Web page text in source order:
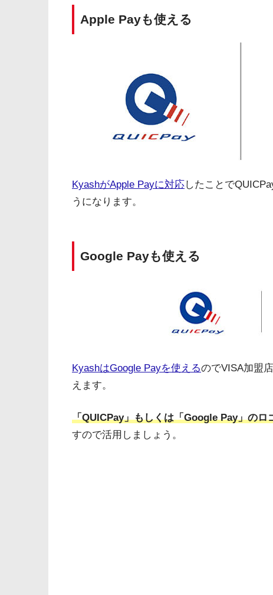
Apple Payも使える
KyashがApple Payに対応したことで
うになります。
Google Payも使える
KyashはGoogle Payを使えるのでVISA加盟
えます。
「QUICPay」もしくは「Google Pay」の
すので活用しましょう。